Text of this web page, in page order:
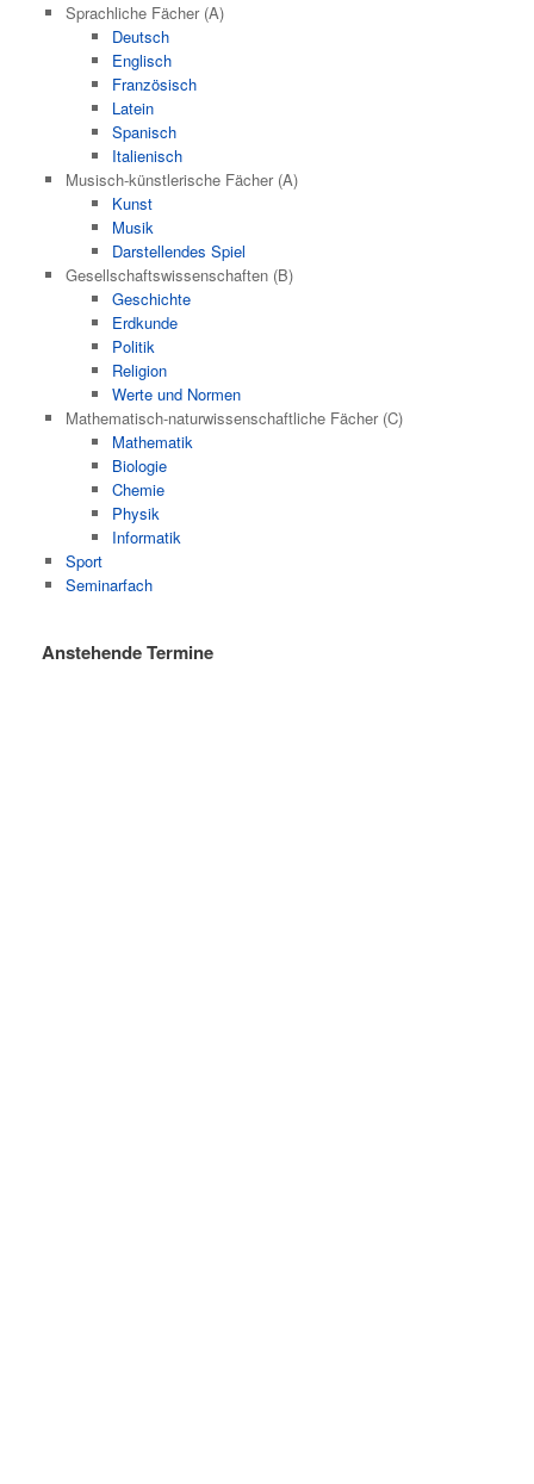
Sprachliche Fächer (A)
Deutsch
Englisch
Französisch
Latein
Spanisch
Italienisch
Musisch-künstlerische Fächer (A)
Kunst
Musik
Darstellendes Spiel
Gesellschaftswissenschaften (B)
Geschichte
Erdkunde
Politik
Religion
Werte und Normen
Mathematisch-naturwissenschaftliche Fächer (C)
Mathematik
Biologie
Chemie
Physik
Informatik
Sport
Seminarfach
Anstehende Termine